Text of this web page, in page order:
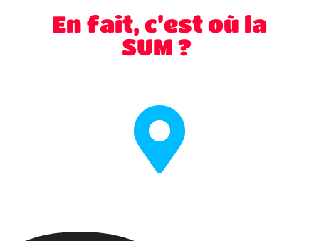
En fait, c’est où la
SUM ?
